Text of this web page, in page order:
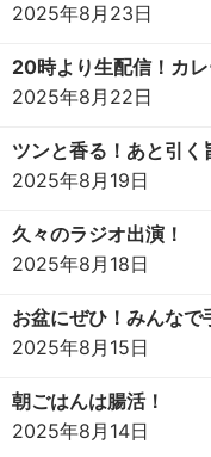
2025年8月23日
20時より生配信！カレ
2025年8月22日
ツンと香る！あと引く
2025年8月19日
久々のラジオ出演！
2025年8月18日
お盆にぜひ！みんなで
2025年8月15日
朝ごはんは腸活！
2025年8月14日